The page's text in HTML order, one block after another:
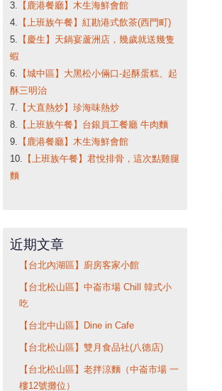
3. 【鹿港餐廳】木生海鮮會館
4. 【上班族午餐】紅勘港式飲茶(西門町)
5. 【慶生】天鍋宴蘆洲店，幾歲就送幾隻
蝦
6. 【城中區】大黑松小倆口-起酥蛋糕、起
酥三明治
7. 【大直熱炒】珍海味熱炒
8. 【上班族午餐】台銀員工餐廳 牛肉麵
9. 【鹿港餐廳】木生海鮮會館
10. 【上班族午餐】君悅排骨，這次點雞腿
麵
近期文章
【台北內湖區】廚房客家小館
【台北松山區】中崙市場 Chill 韓式小
吃
【台北中山區】Dine in Cafe
【台北松山區】雙月食品社(八德店)
【台北松山區】老拌涼麵（中崙市場 一
樓12號攤位）